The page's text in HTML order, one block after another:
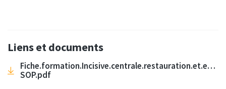
Liens et documents
SOP.pdf